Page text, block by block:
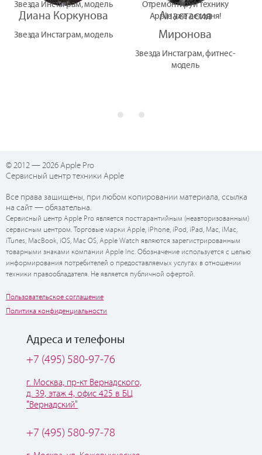
Диана Коркунова
Звезда Инстаграм, модель
Анастасия
Миронова
Звезда Инстаграм, фитнес-
модель
Звезда Инстаграм, модель
Отремонтируй технику
Apple уже сегодня!
© 2012 — 2026 Apple Pro
Сервисный центр техники Apple
Все права защищены, при любом копировании материала, ссылка
на сайт — обязательна.
Сервисный центр Apple Pro является постгарантийным (неавторизованным)
сервисным центром. Торговые марки Apple, iPhone, iPod, iPad, Mac, iMac,
iTunes, MacBook, iOS, Mac OS, Apple Watch являются зарегистрированным
товарными знаками компании Apple Inc. Обозначение используется с целью
информирования потребителей о предоставляемых услугах в отношении
техники правообладателя. Не является публичной офертой.
Пользовательское соглашение
Политика конфиденциальности
Адреса и телефоны
+7 (495) 580-97-76
г. Москва, пр-кт Вернадского,
д. 39, этаж 4, офис 425 в БЦ
"Вернадский"
+7 (495) 580-97-78